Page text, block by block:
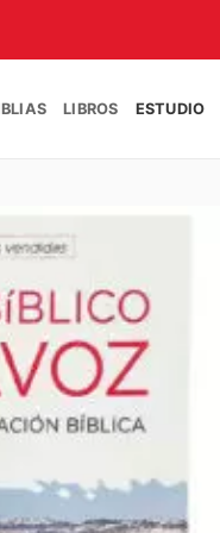
LIBROS ESTUDIO